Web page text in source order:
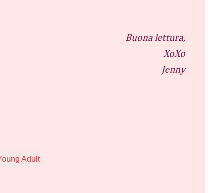
Buona lettura,
XoXo
Jenny
Adult